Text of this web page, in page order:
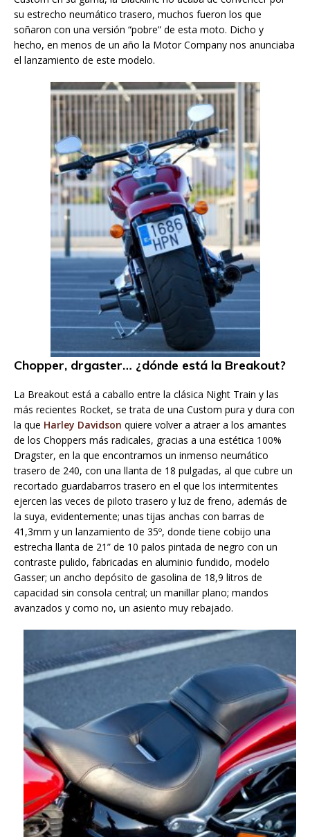
su estrecho neumático trasero, muchos fueron los que
soñaron con una versión “pobre” de esta moto. Dicho y
hecho, en menos de un año la Motor Company nos anunciaba
el lanzamiento de este modelo.
Chopper, drgaster… ¿dónde está la Breakout?
La Breakout está a caballo entre la clásica Night Train y las
más recientes Rocket, se trata de una Custom pura y dura con
la que Harley Davidson quiere volver a atraer a los amantes
de los Choppers más radicales, gracias a una estética 100%
Dragster, en la que encontramos un inmenso neumático
trasero de 240, con una llanta de 18 pulgadas, al que cubre un
recortado guardabarros trasero en el que los intermitentes
ejercen las veces de piloto trasero y luz de freno, además de
la suya, evidentemente; unas tijas anchas con barras de
41,3mm y un lanzamiento de 35º, donde tiene cobijo una
estrecha llanta de 21” de 10 palos pintada de negro con un
contraste pulido, fabricadas en aluminio fundido, modelo
Gasser; un ancho depósito de gasolina de 18,9 litros de
capacidad sin consola central; un manillar plano; mandos
avanzados y como no, un asiento muy rebajado.